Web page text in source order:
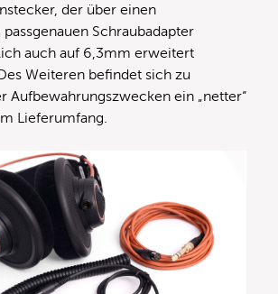
der über einen
Schraubadapter
auch auf 6,3mm erweitert
Weiteren befindet sich zu
Aufbewahrungszwecken ein „netter“
Lieferumfang.